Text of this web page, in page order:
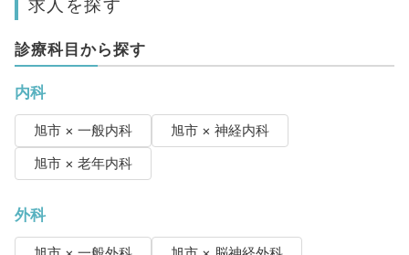
求人を探す
診療科目から探す
内科
旭市 × 一般内科
旭市 × 神経内科
旭市 × 老年内科
外科